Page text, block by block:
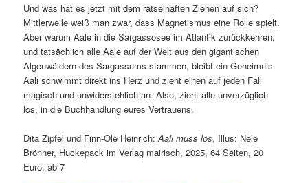
Und was hat es jetzt mit dem rätselhaften Ziehen auf sich?
Mittlerweile weiß man zwar, dass Magnetismus eine Rolle spielt.
Aber warum Aale in die Sargassosee im Atlantik zurückkehren,
und tatsächlich alle Aale auf der Welt aus den gigantischen
Algenwäldern des Sargassums stammen, bleibt ein Geheimnis.
Aali schwimmt direkt ins Herz und zieht einen auf jeden Fall
magisch und unwiderstehlich an. Also, zieht alle unverzüglich
los, in die Buchhandlung eures Vertrauens.
Dita Zipfel und Finn-Ole Heinrich:Aali muss los, Illus: Nele
Brönner, Huckepack im Verlag mairisch, 2025, 64 Seiten, 20
Euro, ab 7